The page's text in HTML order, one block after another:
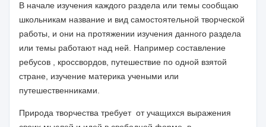
В начале изучения каждого раздела или темы сообщаю
школьникам название и вид самостоятельной творческой
работы, и они на протяжении изучения данного раздела
или темы работают над ней. Например составление
ребусов , кроссвордов, путешествие по одной взятой
стране, изучение материка учеными или
путешественниками.
Природа творчества требует от учащихся выражения